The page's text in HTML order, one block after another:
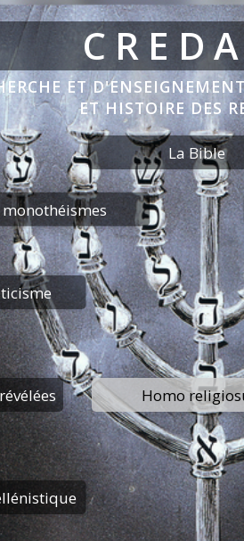
ET
ET HISTOIRE DES
La Bible
monothéismes
Homo